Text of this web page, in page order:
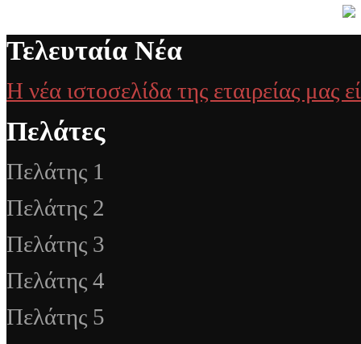
Τελευταία Νέα
Η νέα ιστοσελίδα της εταιρείας μας
Πελάτες
Πελάτης 1
Πελάτης 2
Πελάτης 3
Πελάτης 4
Πελάτης 5